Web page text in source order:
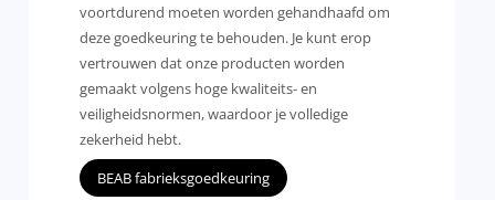
voortdurend moeten worden gehandhaafd om
deze goedkeuring te behouden. Je kunt erop
vertrouwen dat onze producten worden
gemaakt volgens hoge kwaliteits- en
veiligheidsnormen, waardoor je volledige
zekerheid hebt.
BEAB fabrieksgoedkeuring